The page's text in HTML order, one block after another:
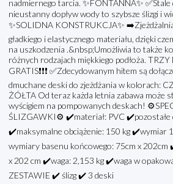
nadmiernego tarcia. ✨FONTANNA✨ ✅Stale
nieustanny dopływ wody to szybsze ślizgi i
✨SOLIDNA KONSTRUKCJA✨
gładkiego i elastycznego materiału, dzięki
na uszkodzenia .&nbsp;Umożliwia to także
różnych rodzajach miękkiego podłoża.
GRATIS❗❗❗ ✅Zdecydowanym hitem są
dmuchane deski do zjeżdżania w kolorach:
ŻÓŁTA Od teraz każda letnia zabawa może
wyścigiem na pompowanych deskach!
ŚLIZGAWKI⚙️ ✔️materiał: PVC ✔️pozostałe
✔️maksymalne obciążenie: 150 kg ✔️wymiar
wymiary basenu końcowego: 75cm x
x 202 cm ✔️waga: 2,153 kg ✔️waga w
ZESTAWIE ✔️ ślizg ✔️ 3 deski